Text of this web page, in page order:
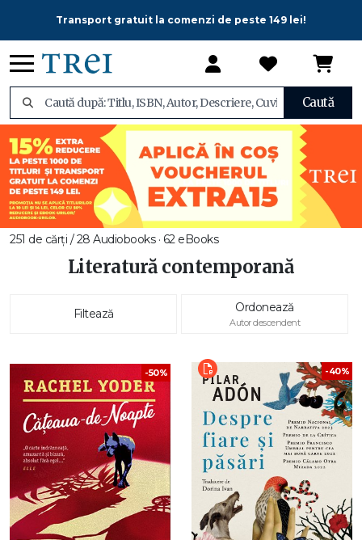
Transport gratuit la comenzi de peste 149 lei!
Caută
251 de cărți / 28 Audiobooks · 62 eBooks
Literatură contemporană
Filtează Ordonează
Autor descendent
-50% -40%